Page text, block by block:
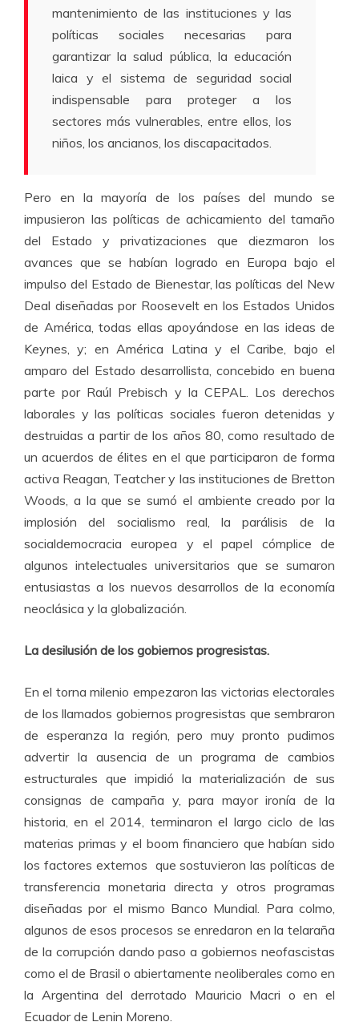
mantenimiento de las instituciones y las
políticas sociales necesarias para
garantizar la salud pública, la educación
laica y el sistema de seguridad social
indispensable para proteger a los
sectores más vulnerables, entre ellos, los
niños, los ancianos, los discapacitados.
Pero en la mayoría de los países del mundo se
impusieron las políticas de achicamiento del tamaño
del Estado y privatizaciones que diezmaron los
avances que se habían logrado en Europa bajo el
impulso del Estado de Bienestar, las políticas del New
Deal diseñadas por Roosevelt en los Estados Unidos
de América, todas ellas apoyándose en las ideas de
Keynes, y; en América Latina y el Caribe, bajo el
amparo del Estado desarrollista, concebido en buena
parte por Raúl Prebisch y la CEPAL. Los derechos
laborales y las políticas sociales fueron detenidas y
destruidas a partir de los años 80, como resultado de
un acuerdos de élites en el que participaron de forma
activa Reagan, Teatcher y las instituciones de Bretton
Woods, a la que se sumó el ambiente creado por la
implosión del socialismo real, la parálisis de la
socialdemocracia europea y el papel cómplice de
algunos intelectuales universitarios que se sumaron
entusiastas a los nuevos desarrollos de la economía
neoclásica y la globalización.
La desilusión de los gobiernos progresistas.
En el torna milenio empezaron las victorias electorales
de los llamados gobiernos progresistas que sembraron
de esperanza la región, pero muy pronto pudimos
advertir la ausencia de un programa de cambios
estructurales que impidió la materialización de sus
consignas de campaña y, para mayor ironía de la
historia, en el 2014, terminaron el largo ciclo de las
materias primas y el boom financiero que habían sido
los factores externos que sostuvieron las políticas de
transferencia monetaria directa y otros programas
diseñadas por el mismo Banco Mundial. Para colmo,
algunos de esos procesos se enredaron en la telaraña
de la corrupción dando paso a gobiernos neofascistas
como el de Brasil o abiertamente neoliberales como en
la Argentina del derrotado Mauricio Macri o en el
Ecuador de Lenin Moreno.